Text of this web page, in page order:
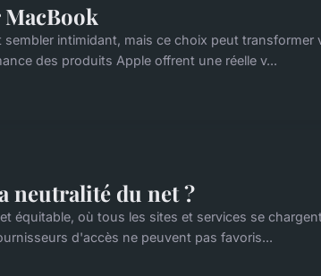
intimidant, mais ce choix peut transformer
des produits Apple offrent une réelle v...
neutralité du net ?
équitable, où tous les sites et services se
d'accès ne peuvent pas favoris...